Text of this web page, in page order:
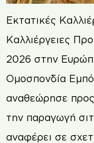
Εκτατικές
Καλλιέργειες
2026 στην
Ομοσπονδία
αναθεώρησε προς
την παραγωγή
αναφέρει σε